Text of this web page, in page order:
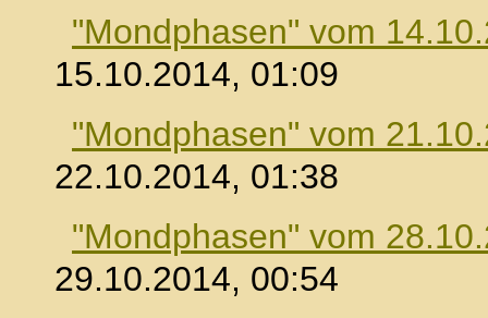
"Mondphasen" vom
15.10.2014, 01:09
"Mondphasen" vom
22.10.2014, 01:38
"Mondphasen" vom
29.10.2014, 00:54